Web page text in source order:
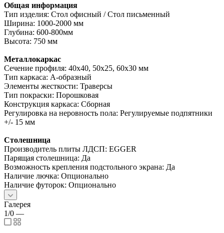
Общая информация
Тип изделия: Стол офисный / Стол письменный
Ширина: 1000-2000 мм
Глубина: 600-800мм
Высота: 750 мм
Металлокаркас
Сечение профиля: 40х40, 50х25, 60х30 мм
Тип каркаса: А-образный
Элементы жесткости: Траверсы
Тип покраски: Порошковая
Конструкция каркаса: Сборная
Регулировка на неровность пола: Регулируемые подпятники
+/- 15 мм
Столешница
Производитель плиты ЛДСП: EGGER
Парящая столешница: Да
Возможность крепления подстольного экрана: Да
Наличие лючка: Опционально
Наличие футорок: Опционально
Галерея
1/0 —